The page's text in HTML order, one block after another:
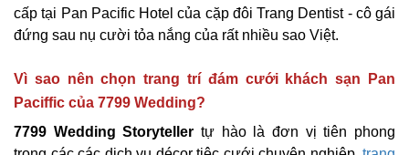
cấp tại Pan Pacific Hotel của cặp đôi Trang Dentist - cô gái
đứng sau nụ cười tỏa nắng của rất nhiều sao Việt.
Vì sao nên chọn trang trí đám cưới khách sạn Pan
Paciffic của 7799 Wedding?
7799 Wedding Storyteller tự hào là đơn vị tiên phong